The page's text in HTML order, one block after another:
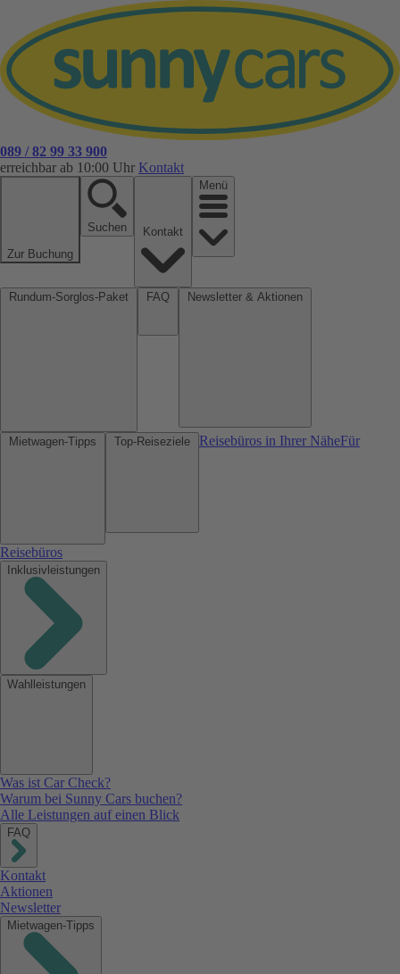
089 / 82 99 33 900
erreichbar ab 10:00 Uhr Kontakt
Zur Buchung
Suchen
Menü
Reisebüros in Ihrer NäheFür
Reisebüros
Inklusivleistungen
Wahlleistungen
Was ist Car Check?
Warum bei Sunny Cars buchen?
Alle Leistungen auf einen Blick
FAQ
Kontakt
Aktionen
Newsletter
Mietwagen-Tipps